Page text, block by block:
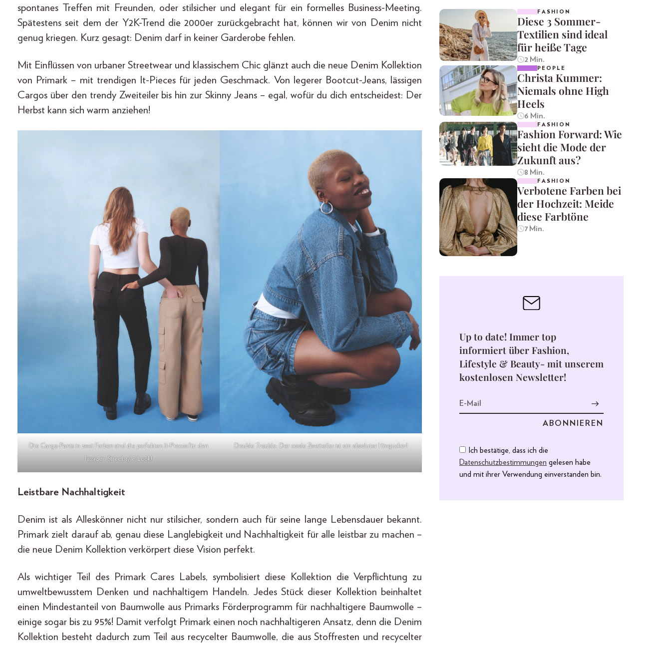
spontanes Treffen mit Freunden, oder stilsicher und elegant für ein formelles Business-Meeting.
Spätestens seit dem der Y2K-Trend die 2000er zurückgebracht hat, können wir von Denim nicht
genug kriegen. Kurz gesagt: Denim darf in keiner Garderobe fehlen.
Mit Einflüssen von urbaner Streetwear und klassischem Chic glänzt auch die neue Denim Kollektion
von Primark – mit trendigen It-Pieces für jeden Geschmack. Von legerer Bootcut-Jeans, lässigen
Cargos über den trendy Zweiteiler bis hin zur Skinny Jeans – egal, wofür du dich entscheidest: Der
Herbst kann sich warm anziehen!
Die Cargo-Pants in zwei Farben sind die perfekten It-Pieces für den
lässigen Streetstyle-Look!
Double Trouble: Der coole Zweiteiler ist ein absoluter Hingucker!
Leistbare Nachhaltigkeit
Denim ist als Alleskönner nicht nur stilsicher, sondern auch für seine lange Lebensdauer bekannt.
Primark zielt darauf ab, genau diese Langlebigkeit und Nachhaltigkeit für alle leistbar zu machen –
die neue Denim Kollektion verkörpert diese Vision perfekt.
Als wichtiger Teil des Primark Cares Labels, symbolisiert diese Kollektion die Verpflichtung zu
umweltbewusstem Denken und nachhaltigem Handeln. Jedes Stück dieser Kollektion beinhaltet
einen Mindestanteil von Baumwolle aus Primarks Förderprogramm für nachhaltigere Baumwolle –
einige sogar bis zu 95%! Damit verfolgt Primark einen noch nachhaltigeren Ansatz, denn die Denim
Kollektion besteht dadurch zum Teil aus recycelter Baumwolle, die aus Stoffresten und recycelter
FASHION
Diese 3 Sommer-
Textilien sind ideal
für heiße Tage
2 Min.
PEOPLE
Christa Kummer:
Niemals ohne High
Heels
6 Min.
FASHION
Fashion Forward: Wie
sieht die Mode der
Zukunft aus?
8 Min.
FASHION
Verbotene Farben bei
der Hochzeit: Meide
diese Farbtöne
7 Min.
Up to date! Immer top
informiert über Fashion,
Lifestyle & Beauty- mit unserem
kostenlosen Newsletter!
Ich bestätige, dass ich die
Datenschutzbestimmungen gelesen habe
und mit ihrer Verwendung einverstanden bin.